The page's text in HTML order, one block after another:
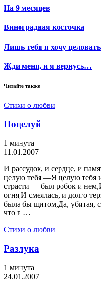
На 9 месяцев
Виноградная косточка
Лишь тебя я хочу целовать
Жди меня, и я вернусь…
Читайте также
Стихи о любви
Поцелуй
1 минута
11.01.2007
И рассудок, и сердце, и
целую тебя —Я целую тебя
страсти — был робок и
огня,И смеялась, и долго
была бы щитом,Да, убитая,
что в …
Стихи о любви
Разлука
1 минута
24.01.2007